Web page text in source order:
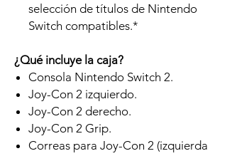
selección de títulos de Nintendo
Switch compatibles.*
¿Qué incluye la caja?
Consola Nintendo Switch 2.
Joy-Con 2 izquierdo.
Joy-Con 2 derecho.
Joy-Con 2 Grip.
Correas para Joy-Con 2 (izquierda